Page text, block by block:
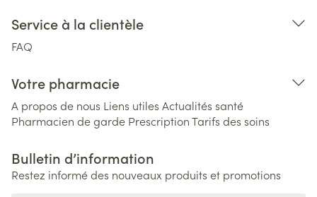
Service à la clientèle
FAQ
Votre pharmacie
A propos de nous Liens utiles Actualités santé
Pharmacien de garde PrescriptionTarifs des soins
Bulletin d’information
Restez informé des nouveaux produits et promotions